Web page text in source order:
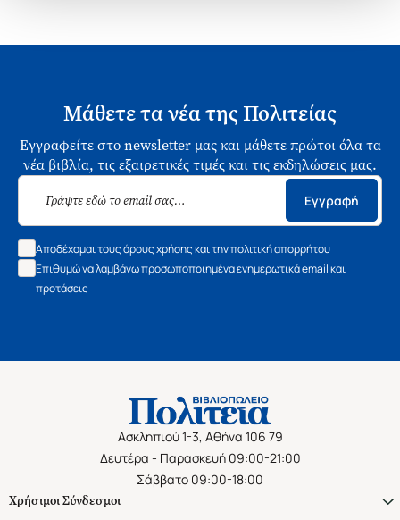
Μάθετε τα νέα της Πολιτείας
Εγγραφείτε στο newsletter μας και μάθετε πρώτοι όλα τα
νέα βιβλία, τις εξαιρετικές τιμές και τις εκδηλώσεις μας.
Εγγραφή
Αποδέχομαι τους όρους χρήσης και την πολιτική απορρήτου
Επιθυμώ να λαμβάνω προσωποποιημένα ενημερωτικά email και
προτάσεις
Ασκληπιού 1-3, Αθήνα 106 79
Δευτέρα - Παρασκευή 09:00-21:00
Σάββατο 09:00-18:00
Χρήσιμοι Σύνδεσμοι